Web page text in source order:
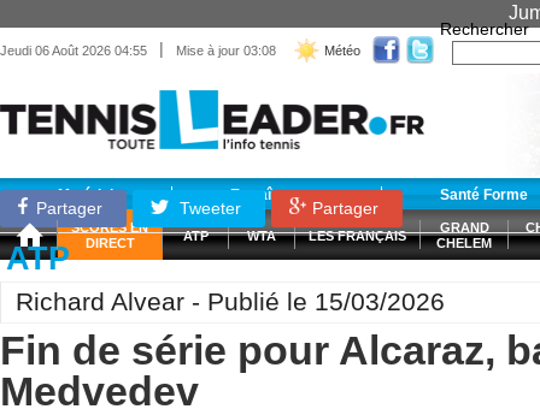
Jeudi 06 Août 2026 04:55 | Mise à jour 03:08 Météo
Rechercher
Matériel Entraînement Santé Forme
SCORES EN
DIRECT
ATP WTA LES FRANÇAIS
GRAND
CHELEM
Partager Tweeter Partager
ATP
Richard Alvear - Publié le 15/03/2026
Fin de série pour Alcaraz,
Medvedev